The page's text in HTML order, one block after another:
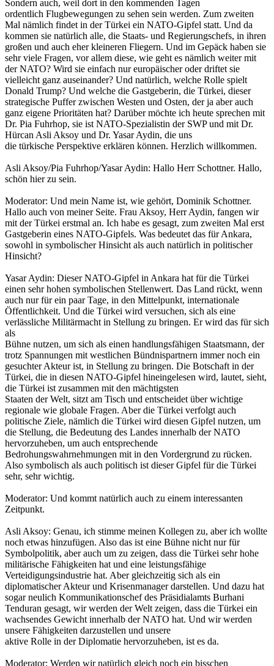
Sondern auch, weil dort in den kommenden Tagen
ordentlich Flugbewegungen zu sehen sein werden. Zum zweiten
Mal nämlich findet in der Türkei ein NATO-Gipfel statt. Und da
kommen sie natürlich alle, die Staats- und Regierungschefs, in ihren
großen und auch eher kleineren Fliegern. Und im Gepäck haben sie
sehr viele Fragen, vor allem diese, wie geht es nämlich weiter mit
der NATO? Wird sie einfach nur europäischer oder driftet sie
vielleicht ganz auseinander? Und natürlich, welche Rolle spielt
Donald Trump? Und welche die Gastgeberin, die Türkei, dieser
strategische Puffer zwischen Westen und Osten, der ja aber auch
ganz eigene Prioritäten hat? Darüber möchte ich heute sprechen mit
Dr. Pia Fuhrhop, sie ist NATO-Spezialistin der SWP und mit Dr.
Hürcan Asli Aksoy und Dr. Yasar Aydin, die uns
die türkische Perspektive erklären können. Herzlich willkommen.
Asli Aksoy/Pia Fuhrhop/Yasar Aydin: Hallo Herr Schottner. Hallo,
schön hier zu sein.
Moderator: Und mein Name ist, wie gehört, Dominik Schottner.
Hallo auch von meiner Seite. Frau Aksoy, Herr Aydin, fangen wir
mit der Türkei erstmal an. Ich habe es gesagt, zum zweiten Mal erst
Gastgeberin eines NATO-Gipfels. Was bedeutet das für Ankara,
sowohl in symbolischer Hinsicht als auch natürlich in politischer
Hinsicht?
Yasar Aydin: Dieser NATO-Gipfel in Ankara hat für die Türkei
einen sehr hohen symbolischen Stellenwert. Das Land rückt, wenn
auch nur für ein paar Tage, in den Mittelpunkt, internationale
Öffentlichkeit. Und die Türkei wird versuchen, sich als eine
verlässliche Militärmacht in Stellung zu bringen. Er wird das für sich
als
Bühne nutzen, um sich als einen handlungsfähigen Staatsmann, der
trotz Spannungen mit westlichen Bündnispartnern immer noch ein
gesuchter Akteur ist, in Stellung zu bringen. Die Botschaft in der
Türkei, die in diesen NATO-Gipfel hineingelesen wird, lautet, sieht,
die Türkei ist zusammen mit den mächtigsten
Staaten der Welt, sitzt am Tisch und entscheidet über wichtige
regionale wie globale Fragen. Aber die Türkei verfolgt auch
politische Ziele, nämlich die Türkei wird diesen Gipfel nutzen, um
die Stellung, die Bedeutung des Landes innerhalb der NATO
hervorzuheben, um auch entsprechende
Bedrohungswahrnehmungen mit in den Vordergrund zu rücken.
Also symbolisch als auch politisch ist dieser Gipfel für die Türkei
sehr, sehr wichtig.
Moderator: Und kommt natürlich auch zu einem interessanten
Zeitpunkt.
Asli Aksoy: Genau, ich stimme meinen Kollegen zu, aber ich wollte
noch etwas hinzufügen. Also das ist eine Bühne nicht nur für
Symbolpolitik, aber auch um zu zeigen, dass die Türkei sehr hohe
militärische Fähigkeiten hat und eine leistungsfähige
Verteidigungsindustrie hat. Aber gleichzeitig sich als ein
diplomatischer Akteur und Krisenmanager darstellen. Und dazu hat
sogar neulich Kommunikationschef des Präsidialamts Burhani
Tenduran gesagt, wir werden der Welt zeigen, dass die Türkei ein
wachsendes Gewicht innerhalb der NATO hat. Und wir werden
unsere Fähigkeiten darzustellen und unsere
aktive Rolle in der Diplomatie hervorzuheben, ist es da.
Moderator: Werden wir natürlich gleich noch ein bisschen